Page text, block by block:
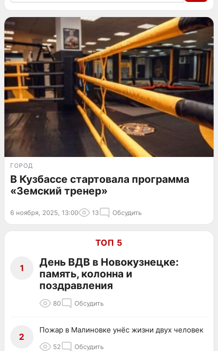
ГОРОД
В Кузбассе стартовала программа
«Земский тренер»
6 ноября, 2025, 13:00 13 Обсудить
ТОП 5
1
День ВДВ в Новокузнецке:
память, колонна и
поздравления
80 Обсудить
2
Пожар в Малиновке унёс жизни двух человек
52 Обсудить